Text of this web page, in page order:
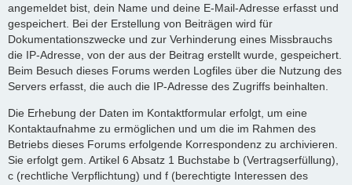
angemeldet bist, dein Name und deine E-Mail-Adresse erfasst und
gespeichert. Bei der Erstellung von Beiträgen wird für
Dokumentationszwecke und zur Verhinderung eines Missbrauchs
die IP-Adresse, von der aus der Beitrag erstellt wurde, gespeichert.
Beim Besuch dieses Forums werden Logfiles über die Nutzung des
Servers erfasst, die auch die IP-Adresse des Zugriffs beinhalten.
Die Erhebung der Daten im Kontaktformular erfolgt, um eine
Kontaktaufnahme zu ermöglichen und um die im Rahmen des
Betriebs dieses Forums erfolgende Korrespondenz zu archivieren.
Sie erfolgt gem. Artikel 6 Absatz 1 Buchstabe b (Vertragserfüllung),
c (rechtliche Verpflichtung) und f (berechtigte Interessen des